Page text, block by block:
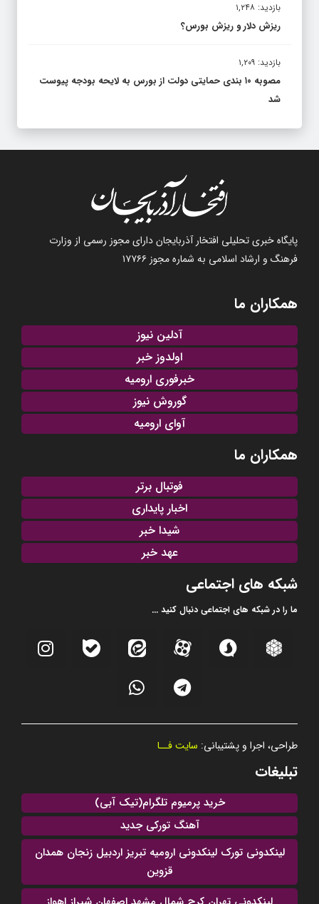
بازدید: ۱,۲۴۸
ریزش دلار و ریزش بورس؟
بازدید: ۱,۲۰۹
مصوبه ۱۰ بندی حمایتی دولت از بورس به لایحه بودجه پیوست
شد
پایگاه خبری تحلیلی افتخار آذربایجان دارای مجوز رسمی از وزارت
فرهنگ و ارشاد اسلامی به شماره مجوز ۱۷۷۶۶
همکاران ما
آدلین نیوز
اولدوز خبر
خبرفوری ارومیه
گوروش نیوز
آوای ارومیه
همکاران ما
فوتبال برتر
اخبار پایداری
شیدا خبر
عهد خبر
شبکه های اجتماعی
ما را در شبکه های اجتماعی دنبال کنید ...
طراحی، اجرا و پشتیبانی: سایت فــا
تبلیغات
خرید پرمیوم تلگرام(تیک آبی)
آهنگ تورکی جدید
لینکدونی تورک لینکدونی ارومیه تبریز اردبیل زنجان همدان
قزوین